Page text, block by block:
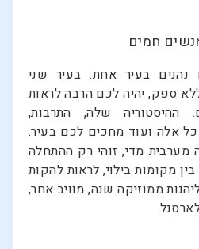
חמים
נהנים בעיר אחת. בעיר שני
ספק, יהיה לכם הרבה לראות
שלה, התרבות,
אלה ועוד מחכים לכם בעיר.
מערבית מדי, זוהי רק ההתחלה
מקומות בילוי, לראות להקות
ממוזיקה שנה, מוויב אחר,